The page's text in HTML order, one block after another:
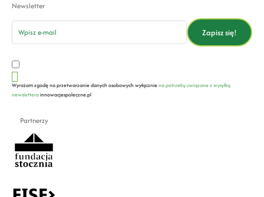
Newsletter
email
Zapisz się!
Wyrażam zgodę na przetwarzanie danych osobowych wyłączniena potrzeby związane z wysyłką
newsletterainnowacjespoleczne.pl
Partnerzy